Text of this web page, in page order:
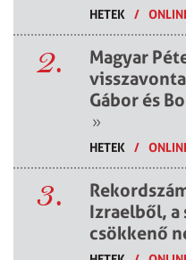
HETEK /
2.
Magyar
Gábor és
»
HETEK /
3.
Izraelből, a
csökkenő